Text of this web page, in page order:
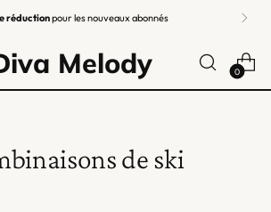
réductionpour les nouveaux abonnés
Melody 0
de ski